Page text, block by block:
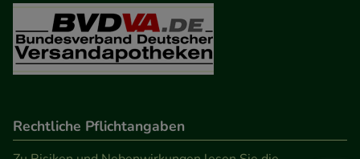
Rechtliche Pflichtangaben